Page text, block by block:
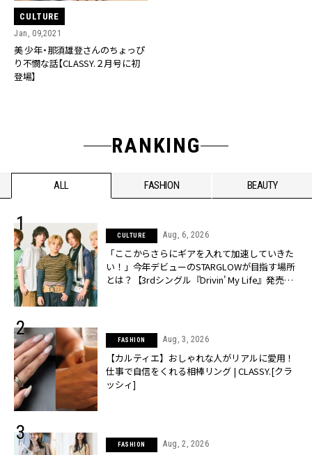
CULTURE
Jan, 09,2021
美 少年・那須雄登さんのちょっぴ
り不憫な話【CLASSY.２月号に初
登場】
RANKING
ALL FASHION BEAUTY
CULTURE Aug, 6, 2026
「ここからさらにギアを入れて加速していきた
い！」今年デビューのSTARGLOWが目指す場所
とは？【3rdシングル『Drivin' My Life』発売】 |
FASHION Aug, 3, 2026
【カルティエ】おしゃれな人がリアルに愛用！
仕事で自信をくれる相棒リング | CLASSY.[クラ
ッシィ]
FASHION Aug, 2, 2026